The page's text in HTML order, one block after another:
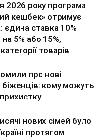
2026 року програма
кешбек» отримує
єдина ставка 10%
5% або 15%,
товарів
про нові
кому можуть
нових сімей було
протягом